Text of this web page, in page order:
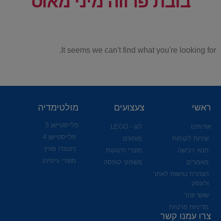
It seems we can't find what you're looking for.
ראשי
אודותינו
שירות לקוחות
תנאי רכישה
מאמרים
הצהרת נגישות לאתר
ולעסק
שושי זוהר
מדיניות פרטיות
צעצועים
לגו - LEGO
מותגים
מוצרי תינוקות
משחקי קופסה
מולטימדיה
פלייסטיישן 5
פלייסטיישן 4
נינטנדו סוויץ
מוצרי גיימינג
צרו עמנו קשר